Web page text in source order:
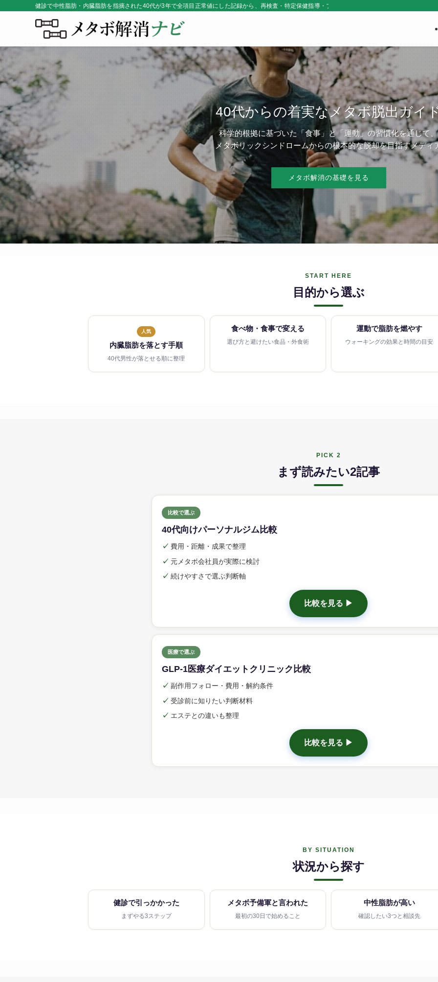
健診で中性脂肪・内臓脂肪を指摘された40代が3年で全項目正常値にした記録から、再検査・特定保健指導・プライベートジムの選び方を当事者目線
40代からの着実なメタボ脱出ガイ
科学的根拠に基づいた「食事」と「運動」の習慣化を通じて、
メタボリックシンドロームからの根本的な脱却を目指すメディ
メタボ解消の基礎を見る
START HERE
目的から選ぶ
人気
内臓脂肪を落とす手順
40代男性が落とせる順に整理
食べ物・食事で変える
選び方と避けたい食品・外食術
運動で脂肪を燃やす
ウォーキングの効果と時間の目安
PICK 2
まず読みたい2記事
比較で選ぶ
40代向けパーソナルジム比較
✓ 費用・距離・成果で整理
✓ 元メタボ会社員が実際に検討
✓ 続けやすさで選ぶ判断軸
比較を見る ▶
医療で選ぶ
GLP-1医療ダイエットクリニック比較
✓ 副作用フォロー・費用・解約条件
✓ 受診前に知りたい判断材料
✓ エステとの違いも整理
比較を見る ▶
BY SITUATION
状況から探す
健診で引っかかった
まずやる3ステップ
メタボ予備軍と言われた
最初の30日で始めること
中性脂肪が高い
確認したい3つと相談先